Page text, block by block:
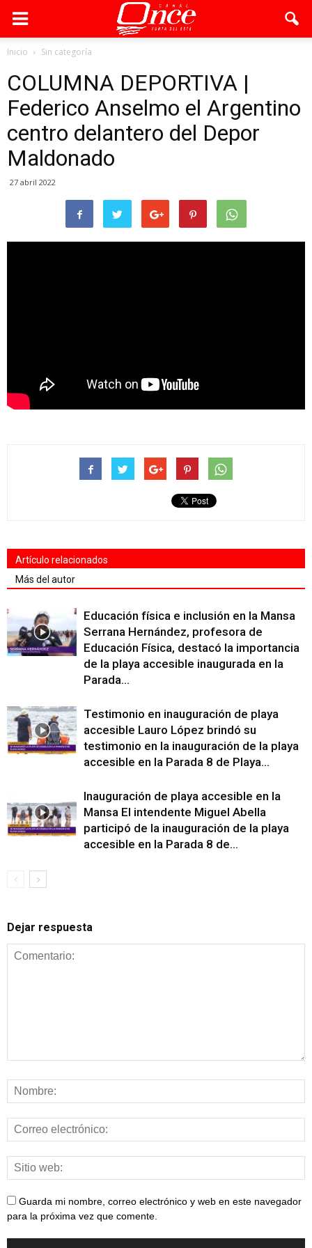
Inicio Sin categoría
COLUMNA DEPORTIVA |
Federico Anselmo el Argentino
centro delantero del Depor
Maldonado
27 abril 2022
Artículo relacionados
Más del autor
Educación física e inclusión en la Mansa
Serrana Hernández, profesora de
Educación Física, destacó la importancia
de la playa accesible inaugurada en la
Parada...
Testimonio en inauguración de playa
accesible Lauro López brindó su
testimonio en la inauguración de la playa
accesible en la Parada 8 de Playa...
Inauguración de playa accesible en la
Mansa El intendente Miguel Abella
participó de la inauguración de la playa
accesible en la Parada 8 de...
Dejar respuesta
Guarda mi nombre, correo electrónico y web en este navegador
para la próxima vez que comente.